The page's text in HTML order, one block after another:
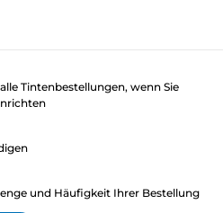
Tintenbestellungen, wenn Sie
und Häufigkeit Ihrer Bestellung